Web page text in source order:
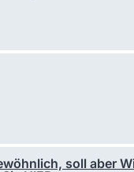
soll aber